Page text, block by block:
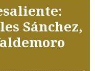
Sánchez,